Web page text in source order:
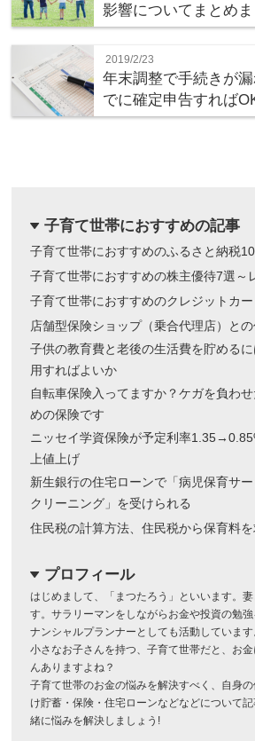
影響についてまとめま
2019/2/23
年末調整で手続きが
でに確定申告すれば
dropdown 子育て世帯におすすめの記事
子育て世帯におすすめのふるさと納税
子育て世帯におすすめの株主優待7選～
子育て世帯におすすめのクレジットカ
店舗型保険ショップ（乗合代理店）と
子供の教育費と老後の生活費を貯める
用すればよいか
自転車保険入ってますか？ケガを負わ
めの保険です
ニッセイ学資保険が予定利率
上値上げ
新生銀行の住宅ローンで「病児保育サ
クリーニング」を受けられる
住民税の計算方法、住民税から保育料
dropdown プロフィール
はじめまして、「まつたろう」といいます。
す。サラリーマンをしながらお金や投資の勉
ナンシャルプランナーとしても活動しています
小さなお子さんを持つ、子育て世帯だと、お
んありますよね？
子育て世帯のお金の悩みを解決すべく、自身
け貯蓄・保険・住宅ローンなどなどについて
緒に悩みを解決しましょう!